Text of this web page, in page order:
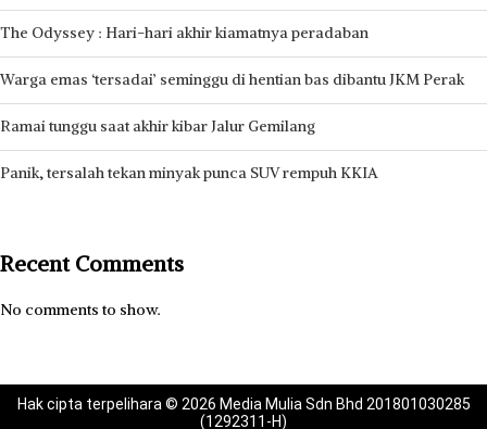
The Odyssey : Hari-hari akhir kiamatnya peradaban
Warga emas ‘tersadai’ seminggu di hentian bas dibantu JKM Perak
Ramai tunggu saat akhir kibar Jalur Gemilang
Panik, tersalah tekan minyak punca SUV rempuh KKIA
Recent Comments
No comments to show.
Hak cipta terpelihara © 2026 Media Mulia Sdn Bhd 201801030285
(1292311-H)